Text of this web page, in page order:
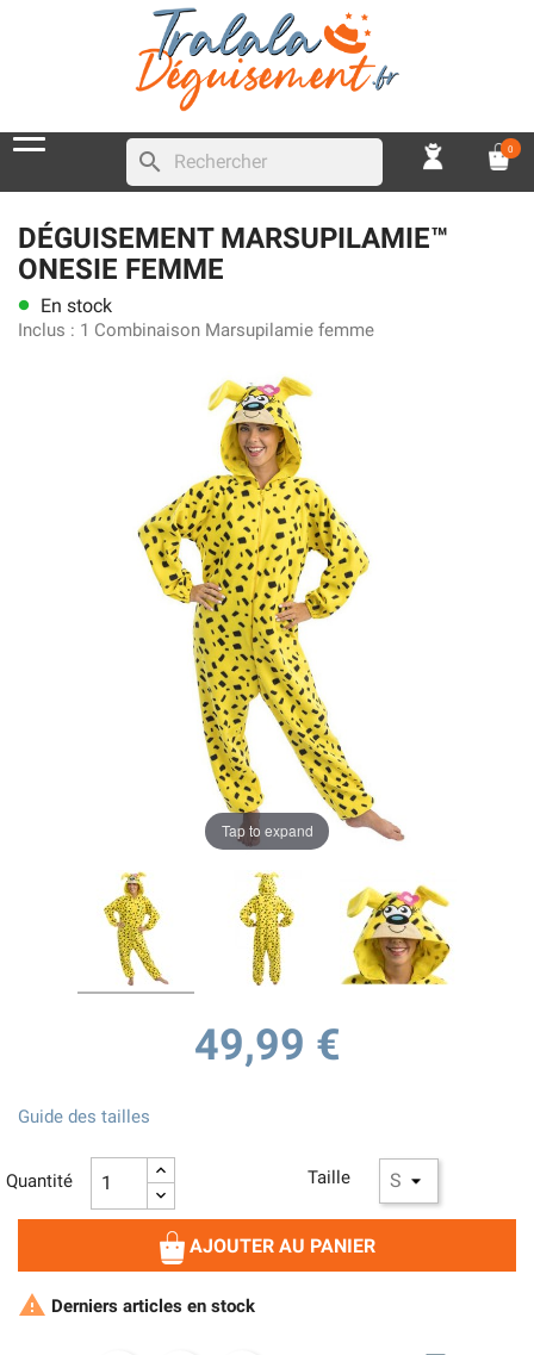
search 0
DÉGUISEMENT MARSUPILAMIE™
ONESIE FEMME
lens En stock
Inclus : 1 Combinaison Marsupilamie femme
Tap to expand
49,99 €
Taille
Guide des tailles
Quantité
AJOUTER AU PANIER
 Derniers articles en stock